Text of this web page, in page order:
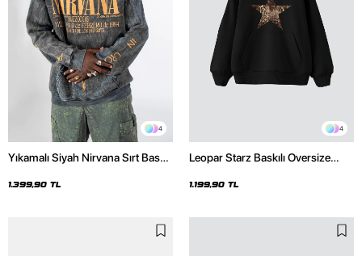
4
Yıkamalı Siyah Nirvana Sırt Baskılı
1.399,90 TL
4
Leopar Starz Baskılı Oversize
1.199,90 TL